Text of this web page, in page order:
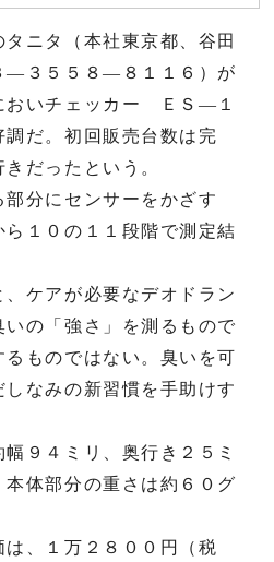
ニタ（本社東京都、谷田
—３５５８—８１１６）が
おいチェッカー ＥＳ—１
調だ。初回販売台数は完
だったという。
分にセンサーをかざす
１０の１１段階で測定結
ケアが必要なデオドラン
いの「強さ」を測るもので
ものではない。臭いを可
なみの新習慣を手助けす
９４ミリ、奥行き２５ミ
本体部分の重さは約６０グ
、１万２８００円（税